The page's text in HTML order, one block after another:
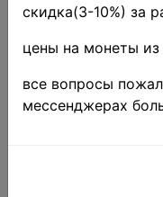
скидка(3-10%) за
цены на монеты из
все вопросы
мессенджерах